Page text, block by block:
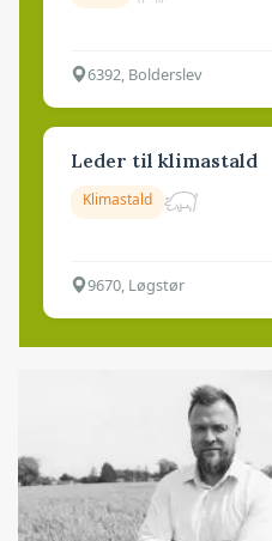
6392, Bolderslev
Leder til klimastald
Klimastald
9670, Løgstør